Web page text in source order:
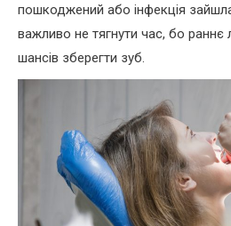
пошкоджений або інфекція
важливо не тягнути час, бо раннє
шансів зберегти зуб.